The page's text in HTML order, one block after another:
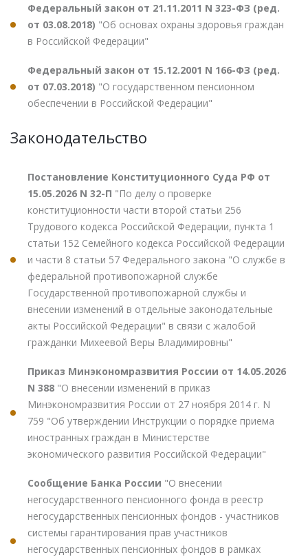
Федеральный закон от 21.11.2011 N 323-ФЗ (ред.
от 03.08.2018) "Об основах охраны здоровья граждан
в Российской Федерации"
Федеральный закон от 15.12.2001 N 166-ФЗ (ред.
от 07.03.2018) "О государственном пенсионном
обеспечении в Российской Федерации"
Законодательство
Постановление Конституционного Суда РФ от
15.05.2026 N 32-П "По делу о проверке
конституционности части второй статьи 256
Трудового кодекса Российской Федерации, пункта 1
статьи 152 Семейного кодекса Российской Федерации
и части 8 статьи 57 Федерального закона "О службе в
федеральной противопожарной службе
Государственной противопожарной службы и
внесении изменений в отдельные законодательные
акты Российской Федерации" в связи с жалобой
гражданки Михеевой Веры Владимировны"
Приказ Минэкономразвития России от 14.05.2026
N 388 "О внесении изменений в приказ
Минэкономразвития России от 27 ноября 2014 г. N
759 "Об утверждении Инструкции о порядке приема
иностранных граждан в Министерстве
экономического развития Российской Федерации"
Сообщение Банка России "О внесении
негосударственного пенсионного фонда в реестр
негосударственных пенсионных фондов - участников
системы гарантирования прав участников
негосударственных пенсионных фондов в рамках